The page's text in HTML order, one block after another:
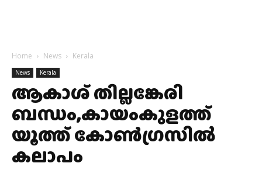
Home News Kerala
News Kerala
ആകാശ് തില്ലങ്കേരി
ബന്ധം,കായംകുളത്ത്
യൂത്ത് കോൺഗ്രസിൽ
കലാപം